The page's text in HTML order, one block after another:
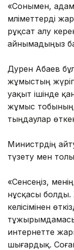
«Сонымен,
мәліметтерді
рұқсат алу
айнымадыңыз
Дәурен Абаев
жұмыстың
уақыт ішінде
жұмыс
тыңдаулар
Министрдің
түзету мен
«Сенсеңіз,
нұсқасы болды.
келісімінен
тұжырымдамасы
интернетте
шығардық. Соған